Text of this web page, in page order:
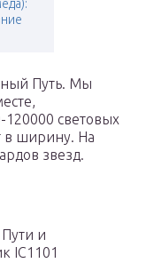
Путь. Мы
световых
в ширину. На
звезд.
и
IC1101